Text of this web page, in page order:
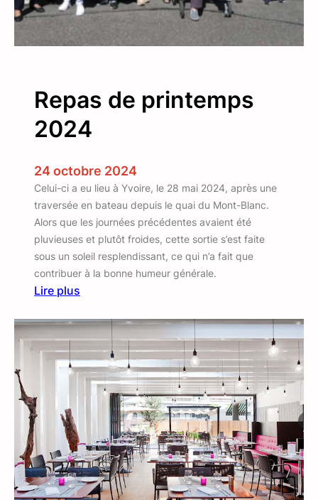
o
n
0
2
4
Repas de printemps
2024
24 octobre 2024
Celui-ci a eu lieu à Yvoire, le 28 mai 2024, après une
traversée en bateau depuis le quai du Mont-Blanc.
Alors que les journées précédentes avaient été
pluvieuses et plutôt froides, cette sortie s’est faite
sous un soleil resplendissant, ce qui n’a fait que
contribuer à la bonne humeur générale.
Lire plus
R
e
p
a
p
r
i
n